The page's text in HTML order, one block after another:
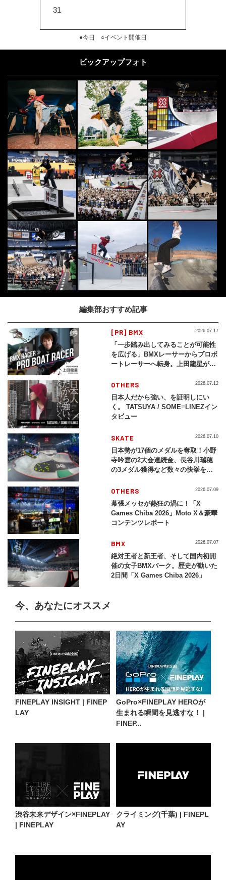
31
●今日 ○イベント開催日
ピックアップフォト
編集部おすすめ記事
[PR] BMX
「一歩踏み出してみることが可能性
を広げる」BMXレーサーからプロボ
ートレーサーへ転身。上田龍星が体
2026.07.17
OTHERS
日本人だから強い、を証明しにい
く。 TATSUYA / SOME≡LINEZイン
タビュー
2026.07.12
SKATE
日本勢が17個のメダルを奪取！小野
寺吟雲の2大会連続金、長谷川瑞穂
の3メダル獲得など数々の快挙をプ
2026」
2026.07.10
OTHERS
幕張メッセが熱狂の渦に！「X
Games Chiba 2026」Moto X＆豪華
コンテンツレポート
2026.07.09
BMX
絶対王者と新王者、そして国内初開
催の女子BMXパーク。歴史が動いた
2日間「X Games Chiba 2026」
2026.07.07
今、あなたにオススメ
FINEPLAY INSIGHT | FINEP
LAY
GoPro×FINEPLAY HEROが
生まれる瞬間を見逃すな！ |
FINEP...
渋谷未来デザイン×FINEPLAY
| FINEPLAY
クライミング(千葉) | FINEPL
AY